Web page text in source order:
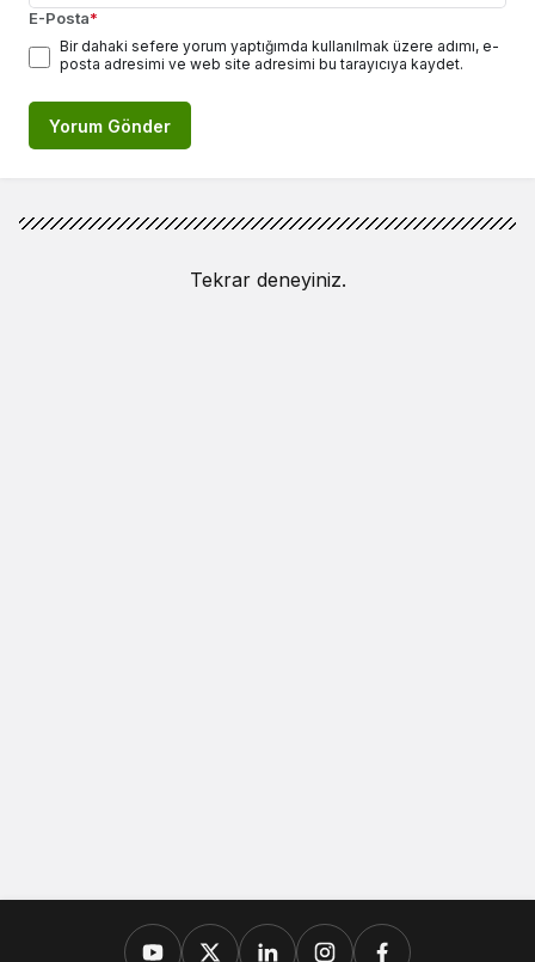
E-Posta*
Bir dahaki sefere yorum yaptığımda kullanılmak üzere adımı, e-
posta adresimi ve web site adresimi bu tarayıcıya kaydet.
Yorum Gönder
Tekrar deneyiniz.